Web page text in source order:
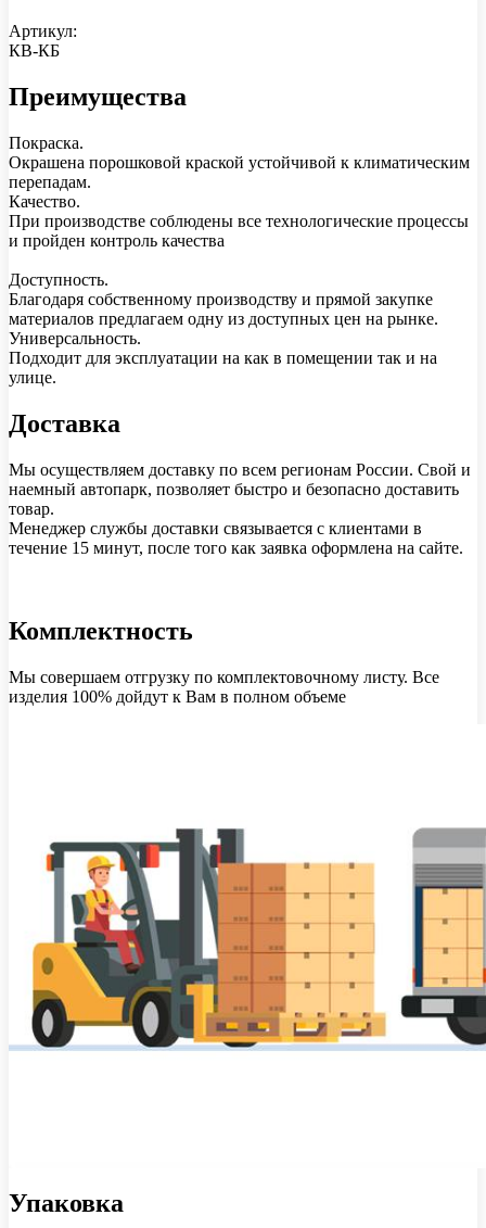
Артикул:
КВ-КБ
Преимущества
Покраска.
Окрашена порошковой краской устойчивой к климатическим
перепадам.
Качество.
При производстве соблюдены все технологические процессы
и пройден контроль качества
Доступность.
Благодаря собственному производству и прямой закупке
материалов предлагаем одну из доступных цен на рынке.
Универсальность.
Подходит для эксплуатации на как в помещении так и на
улице.
Доставка
Мы осуществляем доставку по всем регионам России. Свой и
наемный автопарк, позволяет быстро и безопасно доставить
товар.
Менеджер службы доставки связывается с клиентами в
течение 15 минут, после того как заявка оформлена на сайте.
Комплектность
Мы совершаем отгрузку по комплектовочному листу. Все
изделия 100% дойдут к Вам в полном объеме
Упаковка